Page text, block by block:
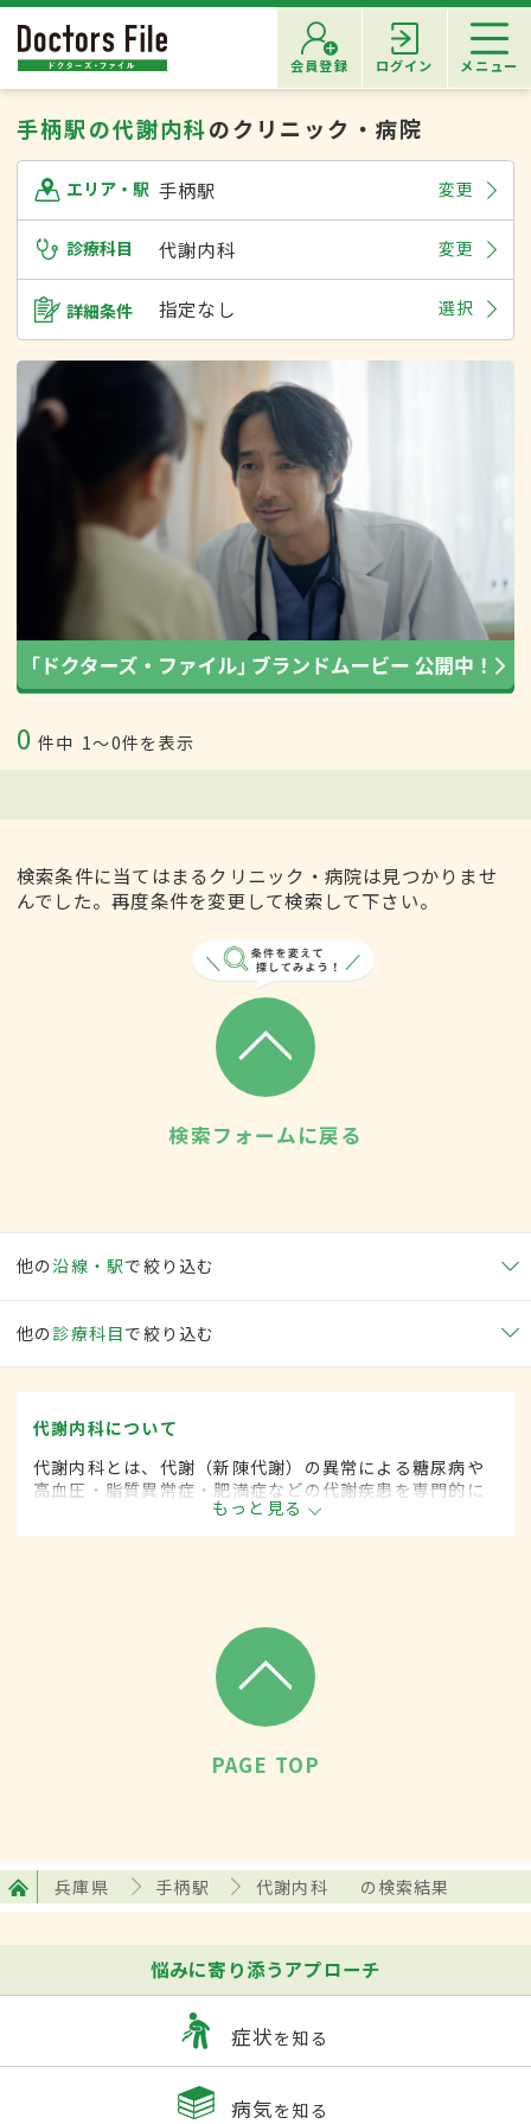
会員登録 ログイン メニュー
手柄駅の代謝内科のクリニック・病院
エリア・駅 手柄駅 変更
診療科目 代謝内科 変更
詳細条件 指定なし 選択
0 件中 1〜0件を表示
検索条件に当てはまるクリニック・病院は見つかりませ
んでした。再度条件を変更して検索して下さい。
検索フォームに戻る
他の沿線・駅で絞り込む
他の 診療科目で絞り込む
代謝内科について
代謝内科とは、代謝（新陳代謝）の異常による糖尿病や
高血圧・脂質異常症・肥満症などの代謝疾患を専門的に
取り扱う内科の一領域です。
もっと見る
PAGE TOP
兵庫県 手柄駅 代謝内科 の検索結果
悩みに寄り添うアプローチ
症状を知る
病気を知る